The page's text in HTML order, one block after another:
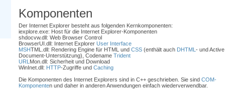
Komponenten
Der Internet Explorer besteht aus folgenden Kernkomponenten:
iexplore.exe: Host für die Internet Explorer-Komponenten
shdocvw.dll: Web Browser Control
BrowserUI.dll: Internet Explorer User Interface
MSHTML.dll: Rendering Engine für HTML und CSS(enthält auch DHTML - und Active
Document-Unterstützung), Codename Trident
URL Mon.dll: Sicherheit und Download
WinInet.dll: HTTP-Zugriffe und Caching
Die Komponenten des Internet Explorers sind in C++ geschrieben. Sie sind COM-
Komponenten und daher in anderen Anwendungen einfach wiederverwendbar.